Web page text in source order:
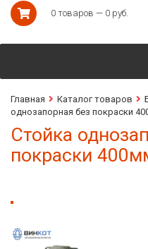
0 товаров — 0 руб.
Главная Каталог товаров
однозапорная без покраски
Стойка
покраски